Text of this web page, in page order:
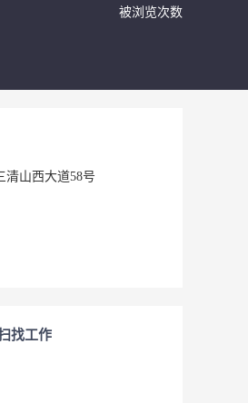
被浏览次数
清山西大道58号
找工作